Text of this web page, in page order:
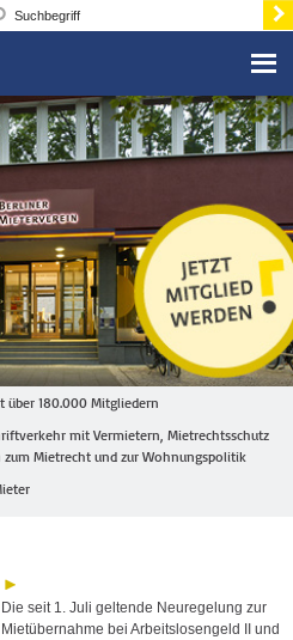
180.000 Mitgliedern
mit Vermietern, Mietrechtsschutz
Mietrecht und zur Wohnungspolitik
Die seit 1. Juli geltende Neuregelung zur
Mietübernahme bei Arbeitslosengeld II und